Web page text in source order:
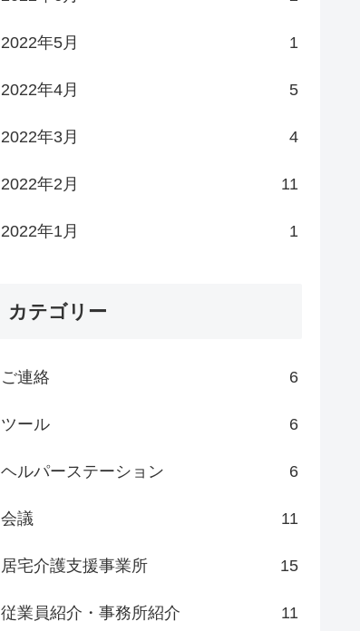
2022年5月 1
2022年4月 5
2022年3月 4
2022年2月 11
2022年1月 1
カテゴリー
ご連絡 6
ツール 6
ヘルパーステーション 6
会議 11
居宅介護支援事業所 15
従業員紹介・事務所紹介 11